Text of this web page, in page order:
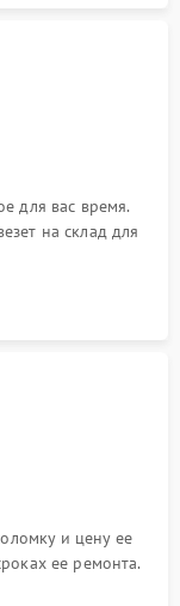
для вас время.
на склад для
и цену ее
ее ремонта.